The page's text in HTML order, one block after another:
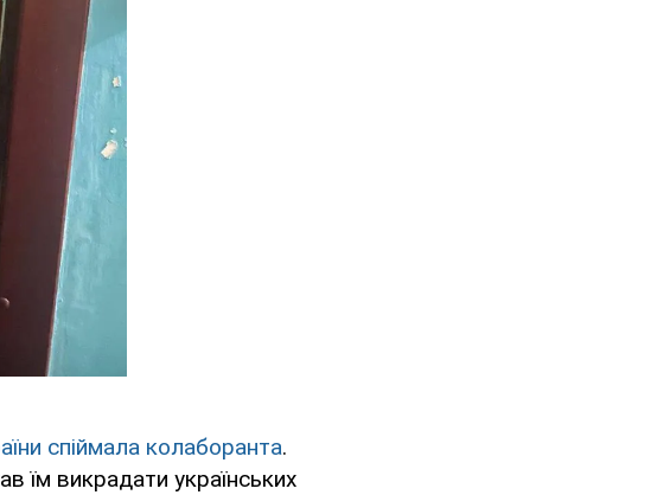
спіймала колаборанта.
їм викрадати українських